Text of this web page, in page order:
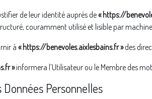
de leur identité auprès de« https://
couramment utilisé et lisible par
à « https://benevoles.aixlesbains.fr »des
»informera l’Utilisateur ou le Membre des
Personnelles